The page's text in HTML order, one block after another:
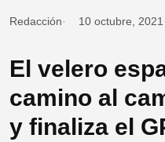
Redacción 10 octubre, 2021
El velero
camino al
y finaliza el